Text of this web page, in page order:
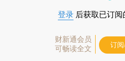
登录 后获取已订阅
财新通会员
可畅读全文
订